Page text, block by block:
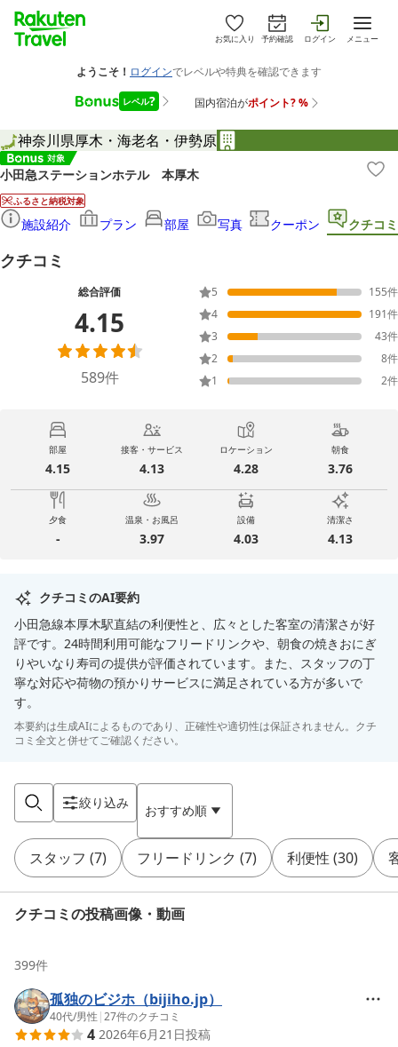
お気に入り 予約確認 ログイン メニュー
神奈川県厚木・海老名・伊勢原
小田急ステーションホテル 本厚木
ふるさと納税対象
施設紹介 プラン 部屋 写真 クーポン クチコミ
クチコミ
総合評価
4.15
589件
5 155件
4
191件
3
43件
2
8件
1
2件
部屋
4.15
接客・サービス
4.13
ロケーション
4.28
朝食
3.76
夕食
-
温泉・お風呂
3.97
設備
4.03
清潔さ
4.13
クチコミのAI要約
小田急線本厚木駅直結の利便性と、広々とした客室の清潔さが好
評です。24時間利用可能なフリードリンクや、朝食の焼きおにぎ
りやいなり寿司の提供が評価されています。また、スタッフの丁
寧な対応や荷物の預かりサービスに満足されている方が多いで
す。
本要約は生成AIによるものであり、正確性や適切性は保証されません。クチ
コミ全文と併せてご確認ください。
絞り込み おすすめ順
スタッフ (7) フリードリンク (7) 利便性 (30)
クチコミの投稿画像・動画
399件
孤独のビジホ（bijiho.jp）
40代/男性 |27件のクチコミ
4 2026年6月21日投稿